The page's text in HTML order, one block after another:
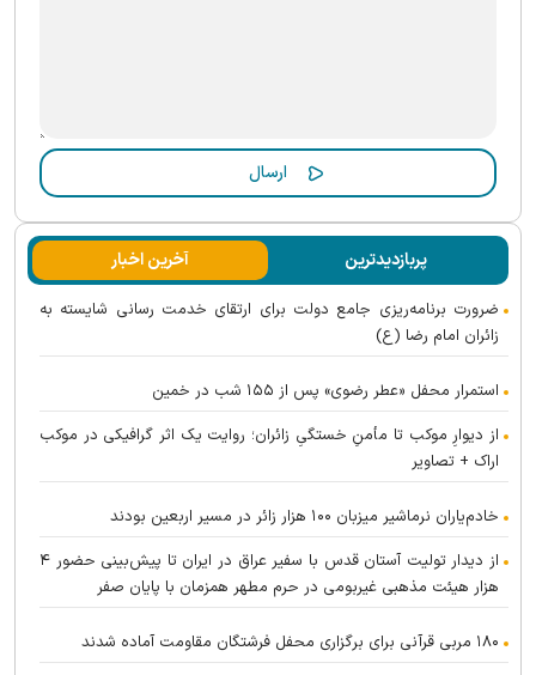
پربازدیدترین آخرین اخبار
ضرورت برنامه‌ریزی جامع دولت برای ارتقای خدمت رسانی شایسته به
زائران امام رضا (ع)
استمرار محفل «عطر رضوی» پس از ۱۵۵ شب در خمین
از دیوارِ موکب تا مأمنِ خستگیِ زائران؛ روایت یک اثر گرافیکی در موکب
اراک + تصاویر
خادم‌یاران نرماشیر میزبان ۱۰۰ هزار زائر در مسیر اربعین بودند
از دیدار تولیت آستان قدس با سفیر عراق در ایران تا پیش‌بینی حضور ۴
هزار هیئت مذهبی غیربومی در حرم مطهر همزمان با پایان صفر
۱۸۰ مربی قرآنی برای برگزاری محفل فرشتگان مقاومت آماده شدند